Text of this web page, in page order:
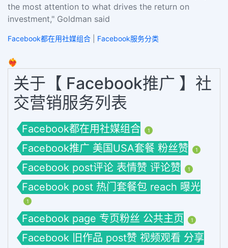
the most attention to what drives the return on
investment," Goldman said
Facebook都在用社媒组合 Facebook服务分类
❤️‍🔥
关于【 Facebook推广 】社
交营销服务列表
Facebook都在用社媒组合 1
Facebook推广 美国USA套餐 粉丝赞 1
Facebook post评论 表情赞 评论赞 1
Facebook post 热门套餐包 reach 曝光
1
Facebook page 专页粉丝 公共主页 1
Facebook 旧作品 post赞 视频观看 分享